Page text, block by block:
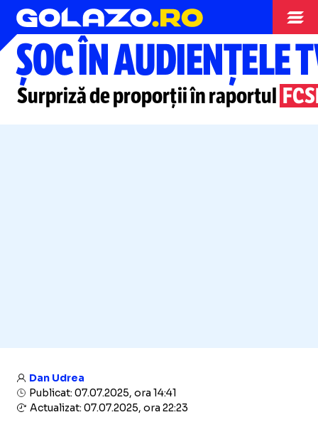
Cupa Romaniei
ȘOC ÎN AUDIENȚELE
Surpriză de proporții în raportul
Dan Udrea
Publicat: 07.07.2025, ora 14:41
Actualizat: 07.07.2025, ora 22:23